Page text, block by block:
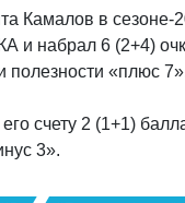
Камалов в сезоне-
и набрал 6 (2+4)
полезности «плюс
счету 2 (1+1)
3».